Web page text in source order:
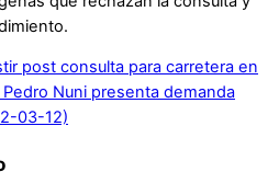
post consulta para carretera en
Pedro Nuni presenta demanda
03-12)